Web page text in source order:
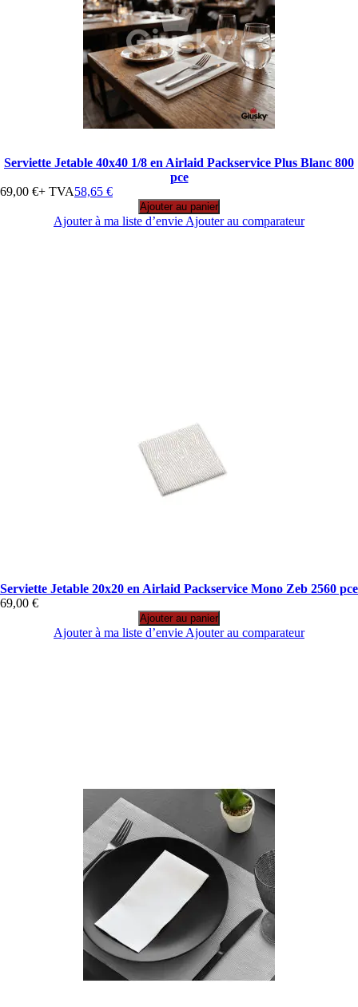
Serviette Jetable 40x40 1/8 en Airlaid Packservice Plus Blanc 800
pce
69,00 €+ TVA58,65 €
Ajouter au panier
Ajouter à ma liste d’envie Ajouter au comparateur
Serviette Jetable 20x20 en Airlaid Packservice Mono Zeb 2560 pce
69,00 €
Ajouter au panier
Ajouter à ma liste d’envie Ajouter au comparateur